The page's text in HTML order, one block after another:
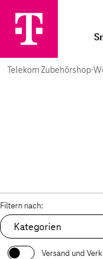
Telekom Zubehörshop·
Filtern nach:
Kategorien
Versand und